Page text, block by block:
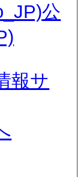
公
報サ